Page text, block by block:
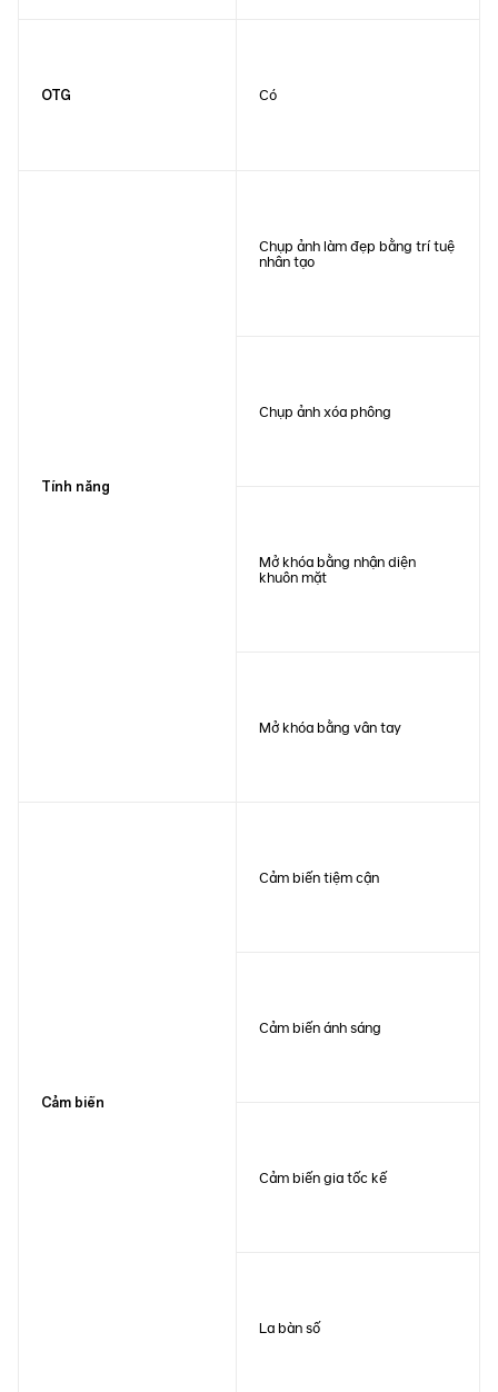
OTG Có
Tính năng
Chụp ảnh làm đẹp bằng trí tuệ
nhân tạo
Chụp ảnh xóa phông
Mở khóa bằng nhận diện
khuôn mặt
Mở khóa bằng vân tay
Cảm biến
Cảm biến tiệm cận
Cảm biến ánh sáng
Cảm biến gia tốc kế
La bàn số